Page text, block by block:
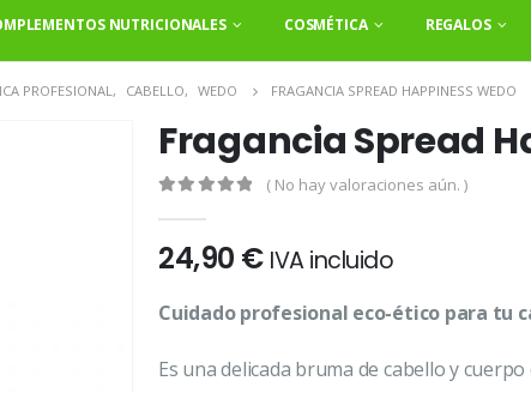
NUTRICIONALES COSMÉTICA REGALOS
PROFESIONAL, CABELLO, WEDO FRAGANCIA SPREAD HAPPINESS WEDO
Fragancia Spread
( No hay valoraciones aún. )
24,90 € IVA incluido
Cuidado profesional eco-ético para tu
Es una delicada bruma de cabello y